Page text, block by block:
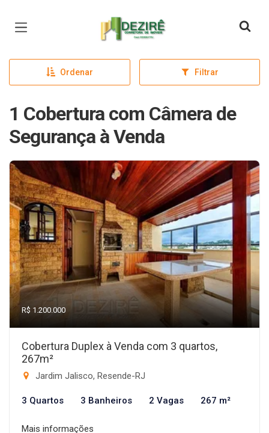
Página inicial
Ordenar Filtrar
1 Cobertura com Câmera de
Segurança à Venda
R$ 1.200.000
Cobertura Duplex à Venda com 3 quartos,
267m²
Jardim Jalisco, Resende-RJ
3 Quartos 3 Banheiros 2 Vagas 267 m²
Mais informações